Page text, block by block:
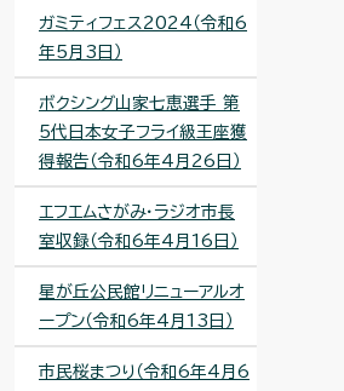
ガミティフェス2024（令和6
年5月3日）
ボクシング山家七恵選手 第
5代日本女子フライ級王座獲
得報告（令和6年4月26日）
エフエムさがみ・ラジオ市長
室収録（令和6年4月16日）
星が丘公民館リニューアルオ
ープン（令和6年4月13日）
市民桜まつり（令和6年4月6